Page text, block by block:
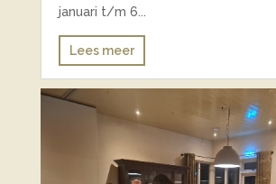
januari t/m 6...
Lees meer